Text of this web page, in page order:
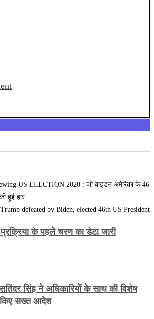
के पहले चरण का डेटा जारी
सिंह ने अधिकारियों के साथ की विशेष
सख्त आदेश
defeated by Biden, elected 46th US President